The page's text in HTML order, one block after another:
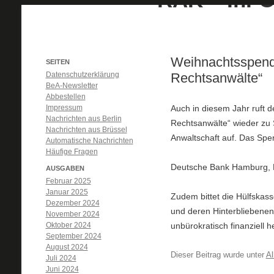
Rechtsanwälte“
Auch in diesem Jahr ruft
Rechtsanwälte“ wieder
Anwaltschaft auf. Das
Deutsche Bank
Zudem bittet die
und deren
unbürokratisch finanziell
Dieser Beitrag wurde unter
SEITEN
Datenschutzerklärung
BeA-Newsletter
Abbestellen
Impressum
Nachrichten aus Berlin
Nachrichten aus Brüssel
Automatische Nachrichten
Häufige Fragen
AUSGABEN
Februar 2025
Januar 2025
Dezember 2024
November 2024
Oktober 2024
September 2024
August 2024
Juli 2024
Juni 2024